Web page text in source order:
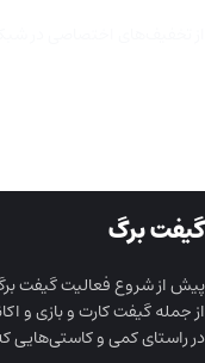
گیفت برگ
پیش از شروع فعالیت گیفت
از جمله گیفت کارت و بازی و
در راستای کمی و کاستی‌هایی